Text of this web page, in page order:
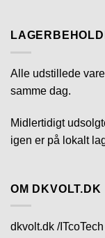
Alle udstillede
samme dag.
Midlertidigt
igen er på lokalt
OM DKVOLT.DK
dkvolt.dk /